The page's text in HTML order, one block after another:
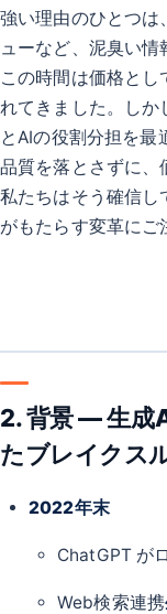
強い理由のひとつは
ューなど、泥臭い情
この時間は価格とし
れてきました。しか
とAIの役割分担を最
品質を落とさずに
私たちはそう確信し
がもたらす変革にご
2. 背景 ― 生成
たブレイクス
2022年末
ChatGPT が
Web検索連携